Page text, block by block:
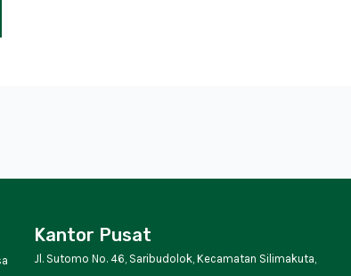
Kantor Pusat
Jl. Sutomo No. 46, Saribudolok, Kecamatan Silimakuta,